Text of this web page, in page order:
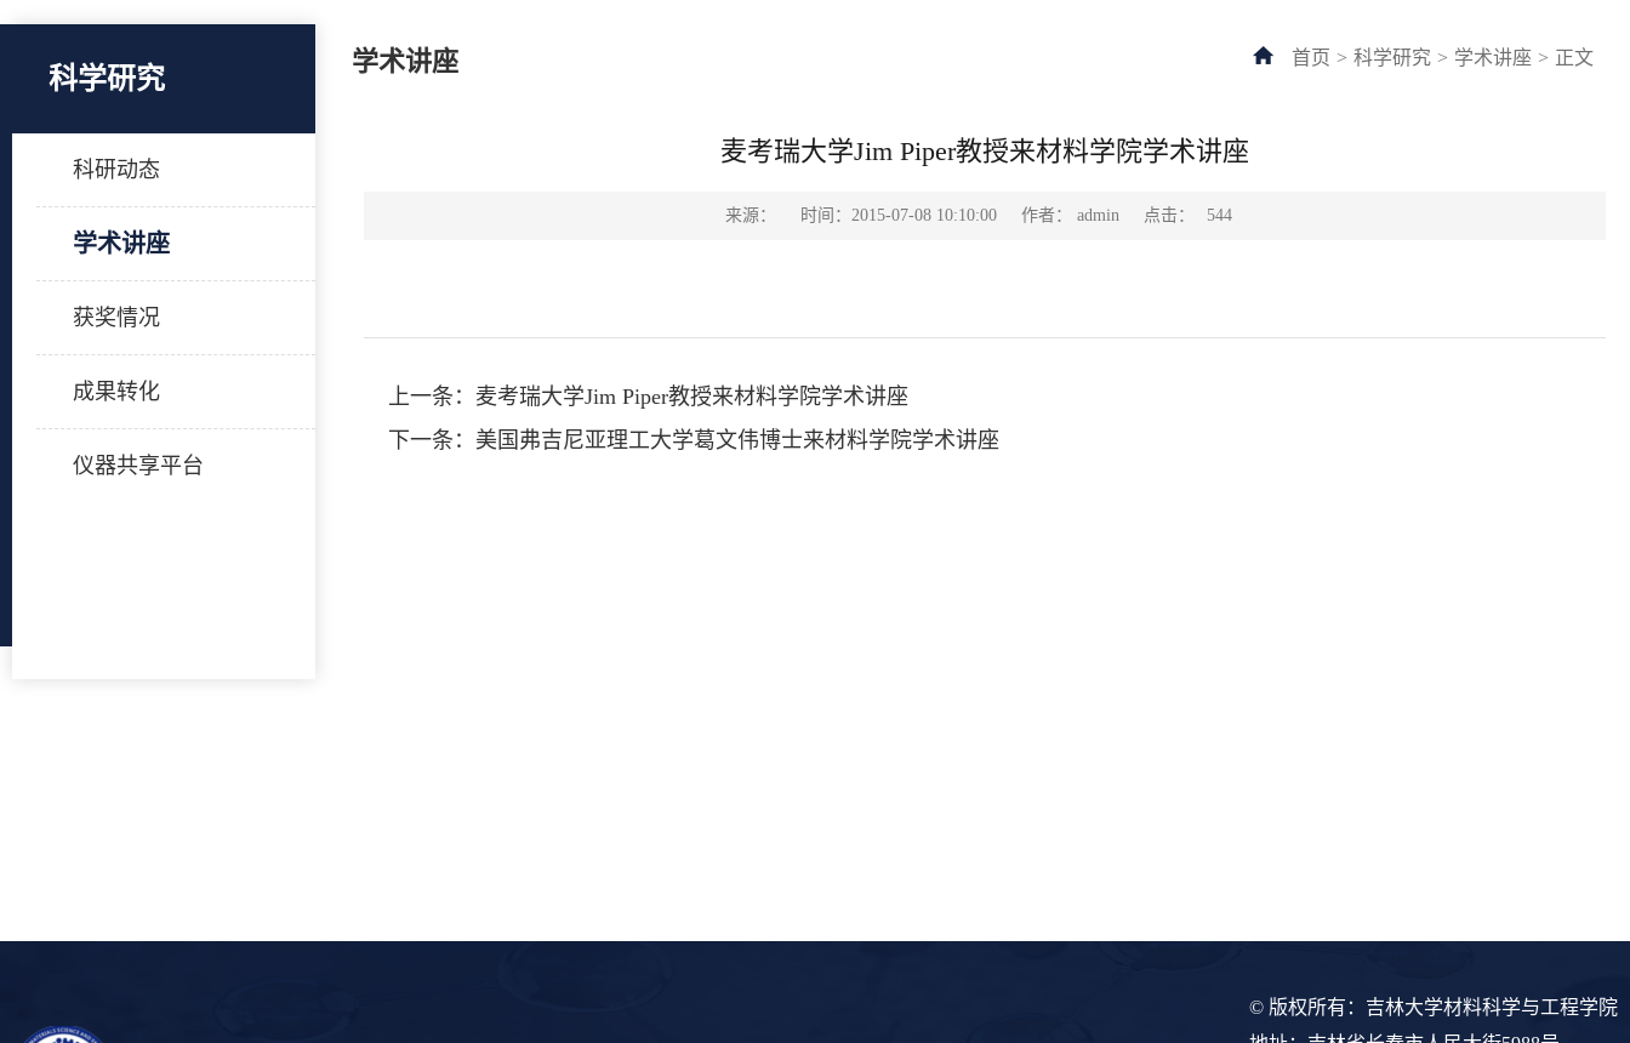
科学研究
科研动态
学术讲座
获奖情况
成果转化
仪器共享平台
学术讲座 首页 > 科学研究 > 学术讲座 > 正文
麦考瑞大学Jim Piper教授来材料学院学术讲座
来源： 时间：2015-07-08 10:10:00 作者： admin 点击： 544
上一条： 麦考瑞大学Jim Piper教授来材料学院学术讲座
下一条： 美国弗吉尼亚理工大学葛文伟博士来材料学院学术讲座
© 版权所有：吉林大学材料科学与工程学院